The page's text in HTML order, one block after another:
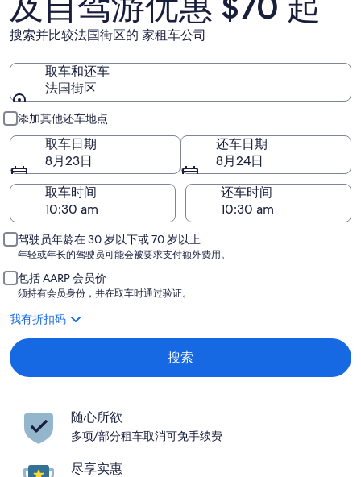
搜索并比较法国街区的 家租车公司
取车和还车
法国街区
取车和还车
添加其他还车地点
取车日期
8月23日
还车日期
8月24日
取车时间
还车时间
驾驶员年龄在 30 岁以下或 70 岁以上
年轻或年长的驾驶员可能会被要求支付额外费用。
包括 AARP 会员价
须持有会员身份，并在取车时通过验证。
我有折扣码
搜索
随心所欲
多项/部分租车取消可免手续费
尽享实惠